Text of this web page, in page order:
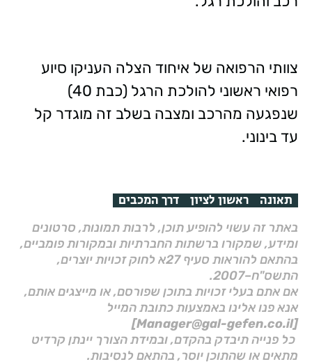
צוותי הרפואה של איחוד הצלה העניקו סיוע
רפואי ראשוני להולכת הרגל (כבת 40)
שנפגעה מהרכב ומצבה בשלב זה מוגדר קל
עד בינוני.
תאונה ראשון לציון דרך המכבים
באתר זה עשוי להופיע תוכן, לרבות תמונות, סרטונים
ומידע, שמקורו ברשתות החברתיות ובמקורות פומביים,
בהתאם להוראות סעיף 27א לחוק זכויות יוצרים,
התשס"ח–2007.
אם אתם בעלי זכויות בתוכן שפורסם, או מייצגים אותם,
אנא פנו אלינו באמצעות כתובת המייל
[Manager@gal-gefen.co.il]
כל פנייה תיבדק בהקדם, ובמידת הצורך יינתן קרדיט
מתאים או שהתוכן יוסר, בהתאם לנסיבות.